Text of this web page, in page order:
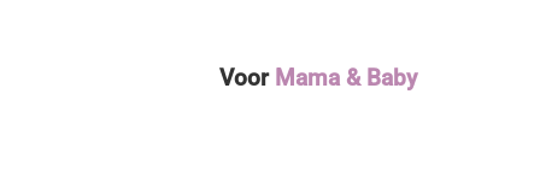
VoorMama & Baby